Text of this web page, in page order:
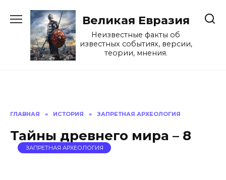
содержанию
Великая Евразия
Неизвестные факты об
известных событиях, версии,
теории, мнения.
ГЛАВНАЯ » ИСТОРИЯ » ЗАПРЕТНАЯ АРХЕОЛОГИЯ
Тайны древнего мира – 8
ЗАПРЕТНАЯ АРХЕОЛОГИЯ